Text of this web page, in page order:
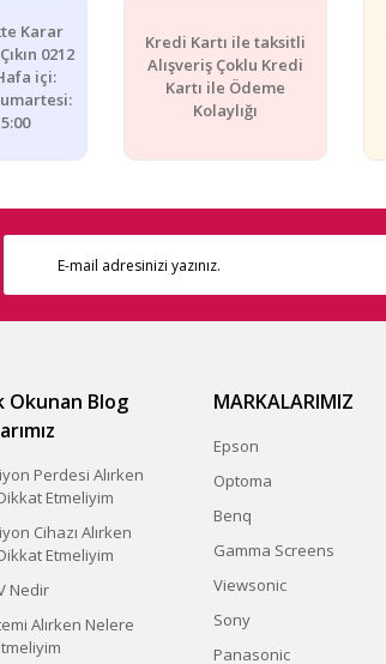
Karar
0212
içi:
Kredi Kartı ile taksitli
Alışveriş Çoklu Kredi
Kartı ile Ödeme
Kolaylığı
Okunan Blog
Perdesi Alırken
Etmeliyim
Cihazı Alırken
Etmeliyim
Nedir
Alırken Nelere
MARKALARIMIZ
Epson
Optoma
Benq
Gamma Screens
Viewsonic
Sony
Panasonic